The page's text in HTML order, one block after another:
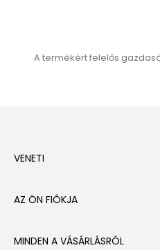
A termékért felelős
VENETI
AZ ÖN FIÓKJA
MINDEN A VÁSÁRLÁSRÓL